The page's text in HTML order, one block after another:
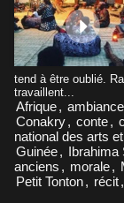
tend à être oublié.
travaillent...
Afrique, ambiance
Conakry, conte,
national des arts
Guinée, Ibrahima
anciens , morale,
Petit Tonton, récit,